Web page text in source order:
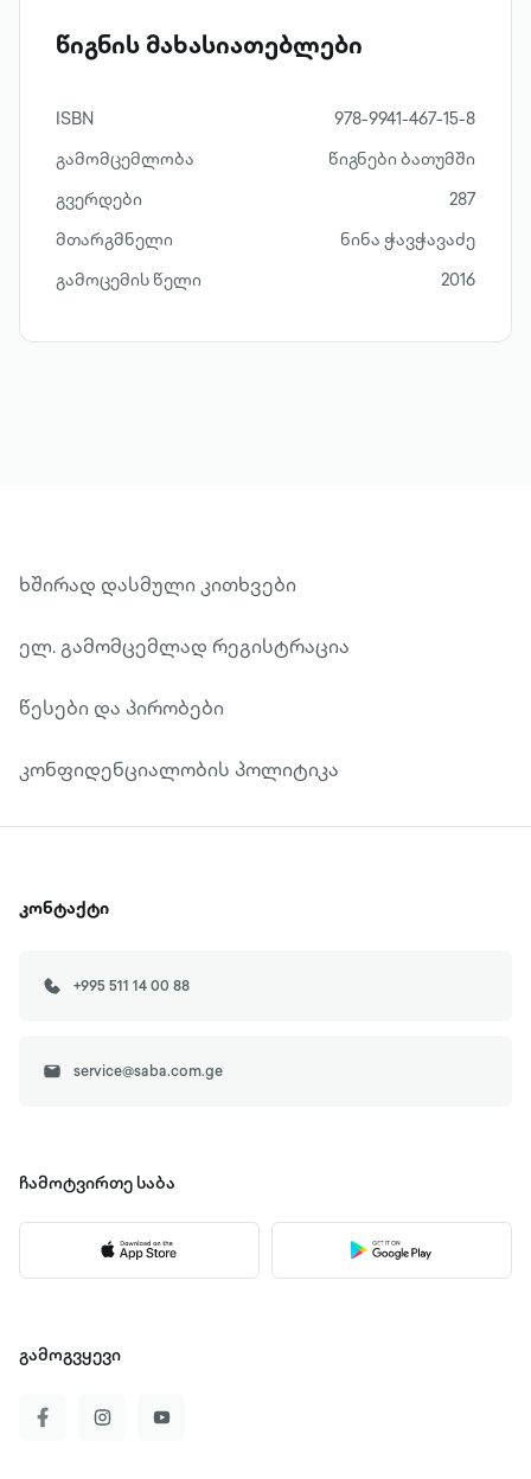
წიგნის მახასიათებლები
ISBN
978-9941-467-15-8
გამომცემლობა
წიგნები ბათუმში
გვერდები
287
მთარგმნელი
ნინა ჭავჭავაძე
გამოცემის წელი
2016
ხშირად დასმული კითხვები
ელ. გამომცემლად რეგისტრაცია
წესები და პირობები
კონფიდენციალობის პოლიტიკა
კონტაქტი
+995 511 14 00 88
service@saba.com.ge
ჩამოტვირთე საბა
გამოგვყევი